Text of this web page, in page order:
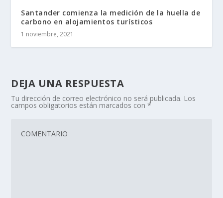
Santander comienza la medición de la huella de
carbono en alojamientos turísticos
1 noviembre, 2021
DEJA UNA RESPUESTA
Tu dirección de correo electrónico no será publicada. Los
campos obligatorios están marcados con*